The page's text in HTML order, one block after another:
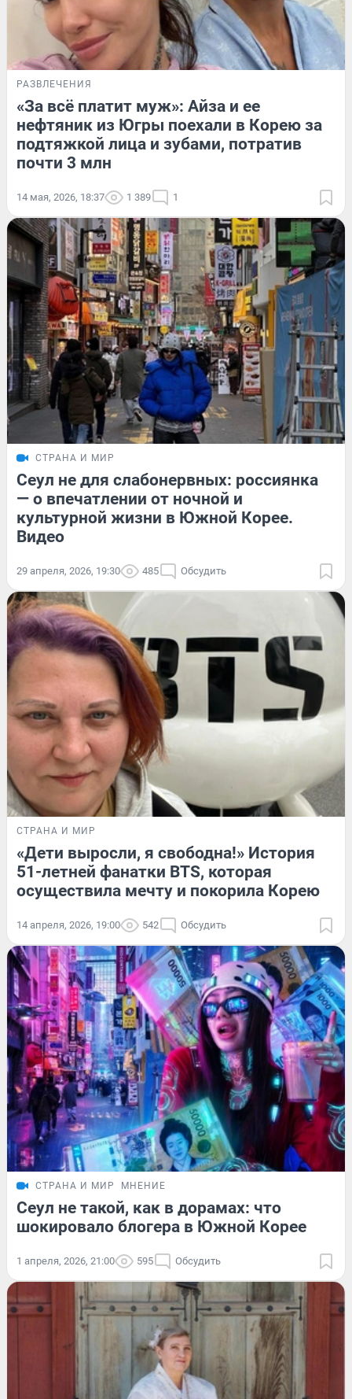
РАЗВЛЕЧЕНИЯ
«За всё платит муж»: Айза и ее
нефтяник из Югры поехали в Корею за
подтяжкой лица и зубами, потратив
почти 3 млн
14 мая, 2026, 18:37 1 389 1
СТРАНА И МИР
Сеул не для слабонервных: россиянка
— о впечатлении от ночной и
культурной жизни в Южной Корее.
Видео
29 апреля, 2026, 19:30 485 Обсудить
СТРАНА И МИР
«Дети выросли, я свободна!» История
51-летней фанатки BTS, которая
осуществила мечту и покорила Корею
14 апреля, 2026, 19:00 542 Обсудить
СТРАНА И МИР МНЕНИЕ
Сеул не такой, как в дорамах: что
шокировало блогера в Южной Корее
1 апреля, 2026, 21:00 595 Обсудить